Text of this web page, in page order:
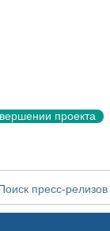
проекта
пресс-релизов